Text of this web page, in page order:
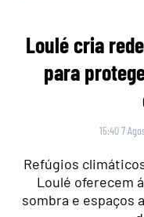
Loulé cria
para
15:40 7
Refúgios
Loulé oferecem
sombra e espaços